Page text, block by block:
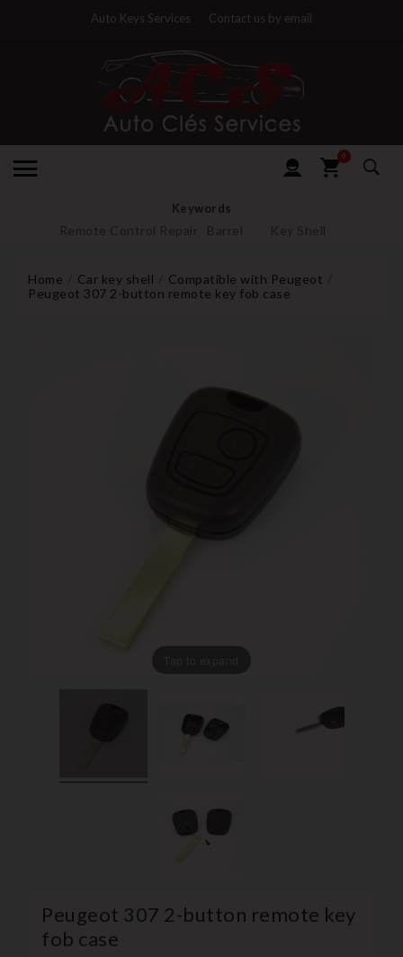
Auto Keys Services Contact us by email
0
Keywords
Remote Control Repair Barrel Key Shell
Home Car key shell
Compatible with Peugeot
Peugeot 307 2-button remote key fob case
Peugeot 307 2-button remote key
fob case